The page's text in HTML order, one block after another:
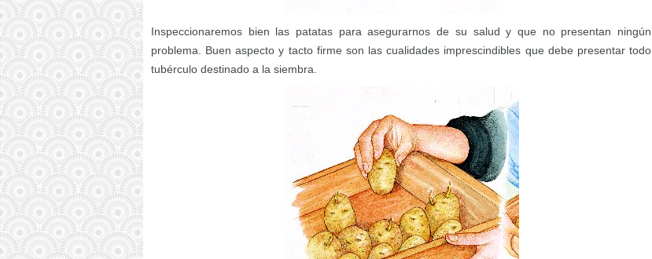
Inspeccionaremos bien las patatas para asegurarnos de su salud y que no presentan ningún
problema. Buen aspecto y tacto firme son las cualidades imprescindibles que debe presentar todo
tubérculo destinado a la siembra.